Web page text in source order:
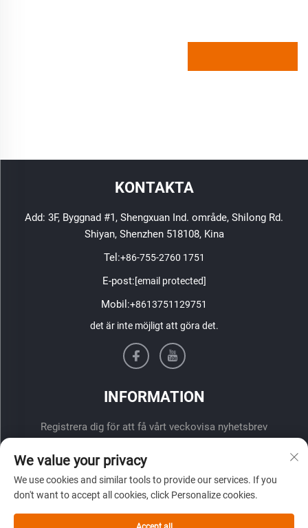
KONTAKTA
Add: 3F, Byggnad #1, Shengxuan Ind. område, Shilong Rd.
Shiyan, Shenzhen 518108, Kina
Tel:+86-755-2760 1751
E-post:[email protected]
Mobil:+8613751129751
det är inte möjligt att göra det.
INFORMATION
Registrera dig för att få vårt veckovisa nyhetsbrev
We value your privacy
We use cookies and similar tools to provide our services. If you
don't want to accept all cookies, click Personalize cookies.